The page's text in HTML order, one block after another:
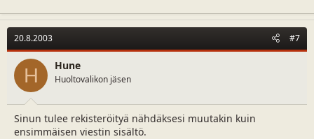
20.8.2003 #7
H Hune
Huoltovalikon jäsen
Sinun tulee rekisteröityä nähdäksesi muutakin kuin
ensimmäisen viestin sisältö.